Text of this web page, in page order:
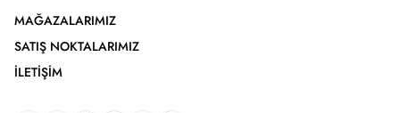
MAĞAZALARIMIZ
SATIŞ NOKTALARIMIZ
İLETIŞIM